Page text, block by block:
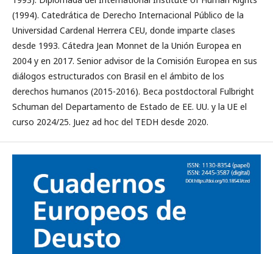
(1994). Catedrática de Derecho Internacional Público de la
Universidad Cardenal Herrera CEU, donde imparte clases
desde 1993. Cátedra Jean Monnet de la Unión Europea en
2004 y en 2017. Senior advisor de la Comisión Europea en sus
diálogos estructurados con Brasil en el ámbito de los
derechos humanos (2015-2016). Beca postdoctoral Fulbright
Schuman del Departamento de Estado de EE. UU. y la UE el
curso 2024/25. Juez ad hoc del TEDH desde 2020.